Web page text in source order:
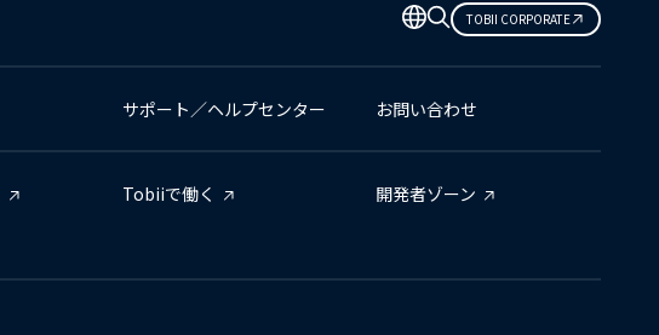
TOBII CORPORATE
サポート／ヘルプセンター お問い合わせ
Tobiiで働く
開発者ゾーン